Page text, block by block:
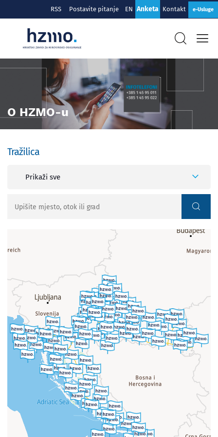
RSS Postavite pitanje EN Anketa Kontakt e-Usluge
O HZMO-u
Tražilica
Prikaži sve